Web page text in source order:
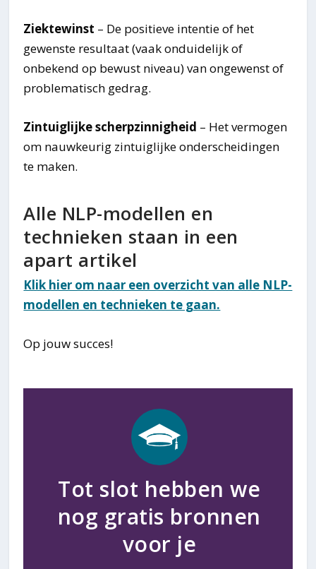
Ziektewinst – De positieve intentie of het
gewenste resultaat (vaak onduidelijk of
onbekend op bewust niveau) van ongewenst of
problematisch gedrag.
Zintuiglijke scherpzinnigheid – Het vermogen
om nauwkeurig zintuiglijke onderscheidingen
te maken.
Alle NLP-modellen en
technieken staan in een
apart artikel
Klik hier om naar een overzicht van alle NLP-
modellen en technieken te gaan.
Op jouw succes!
Tot slot hebben we
nog gratis bronnen
voor je